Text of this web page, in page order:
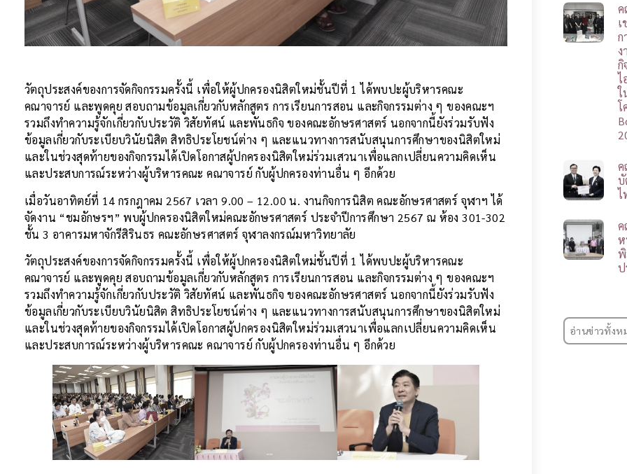
วัตถุประสงค์ของการจัดกิจกรรมครั้งนี้ เพื่อให้ผู้ปกครองนิสิตใหม่ชั้นปีที่ 1 ได้พบปะผู้บริหารคณะ
คณาจารย์ และพูดคุย สอบถามข้อมูลเกี่ยวกับหลักสูตร การเรียนการสอน และกิจกรรมต่าง ๆ ของคณะฯ
รวมถึงทำความรู้จักเกี่ยวกับประวัติ วิสัยทัศน์ และพันธกิจ ของคณะอักษรศาสตร์ นอกจากนี้ยังร่วมรับฟัง
ข้อมูลเกี่ยวกับระเบียบวินัยนิสิต สิทธิประโยชน์ต่าง ๆ และแนวทางการสนับสนุนการศึกษาของนิสิตใหม่
และในช่วงสุดท้ายของกิจกรรมได้เปิดโอกาสผู้ปกครองนิสิตใหม่ร่วมเสวนาเพื่อแลกเปลี่ยนความคิดเห็น
และประสบการณ์ระหว่างผู้บริหารคณะ คณาจารย์ กับผู้ปกครองท่านอื่น ๆ อีกด้วย
เมื่อวันอาทิตย์ที่ 14 กรกฎาคม 2567 เวลา 9.00 – 12.00 น. งานกิจการนิสิต คณะอักษรศาสตร์ จุฬาฯ ได้
จัดงาน “ชมอักษรฯ” พบผู้ปกครองนิสิตใหม่คณะอักษรศาสตร์ ประจำปีการศึกษา 2567 ณ ห้อง 301-302
ชั้น 3 อาคารมหาจักรีสิรินธร คณะอักษรศาสตร์ จุฬาลงกรณ์มหาวิทยาลัย
วัตถุประสงค์ของการจัดกิจกรรมครั้งนี้ เพื่อให้ผู้ปกครองนิสิตใหม่ชั้นปีที่ 1 ได้พบปะผู้บริหารคณะ
คณาจารย์ และพูดคุย สอบถามข้อมูลเกี่ยวกับหลักสูตร การเรียนการสอน และกิจกรรมต่าง ๆ ของคณะฯ
รวมถึงทำความรู้จักเกี่ยวกับประวัติ วิสัยทัศน์ และพันธกิจ ของคณะอักษรศาสตร์ นอกจากนี้ยังร่วมรับฟัง
ข้อมูลเกี่ยวกับระเบียบวินัยนิสิต สิทธิประโยชน์ต่าง ๆ และแนวทางการสนับสนุนการศึกษาของนิสิตใหม่
และในช่วงสุดท้ายของกิจกรรมได้เปิดโอกาสผู้ปกครองนิสิตใหม่ร่วมเสวนาเพื่อแลกเปลี่ยนความคิดเห็น
และประสบการณ์ระหว่างผู้บริหารคณะ คณาจารย์ กับผู้ปกครองท่านอื่น ๆ อีกด้วย
ก
ง
กิ
ไ
โ
ค
บั
ไ
ห
ป
อ่านข่าวทั้งห